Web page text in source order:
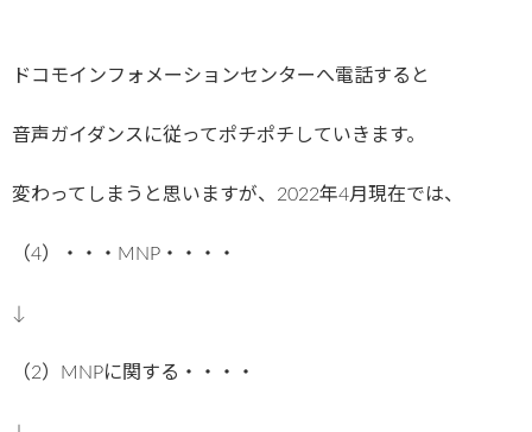
ドコモインフォメーションセンターへ電話すると
音声ガイダンスに従ってポチポチしていきます。
変わってしまうと思いますが、2022年4月現在では、
（4）・・・MNP・・・・
↓
（2）MNPに関する・・・・